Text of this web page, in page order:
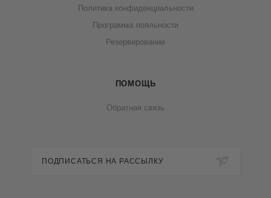
Политика конфиденциальности
Программа лояльности
Резервирование
ПОМОЩЬ
Обратная связь
ПОДПИСАТЬСЯ НА РАССЫЛКУ